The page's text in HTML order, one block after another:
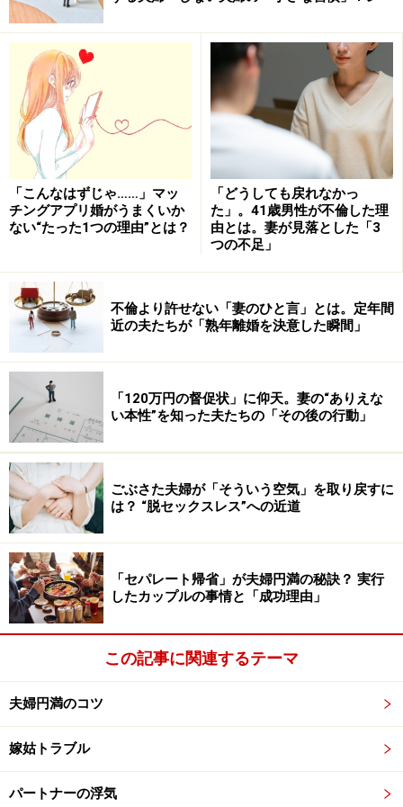
「こんなはずじゃ……」マッ
チングアプリ婚がうまくいか
ない“たった1つの理由”とは？
「どうしても戻れなかっ
た」。41歳男性が不倫した理
由とは。妻が見落とした「3
つの不足」
不倫より許せない「妻のひと言」とは。定年間
近の夫たちが「熟年離婚を決意した瞬間」
「120万円の督促状」に仰天。妻の“ありえな
い本性”を知った夫たちの「その後の行動」
ごぶさた夫婦が「そういう空気」を取り戻すに
は？ “脱セックスレス”への近道
「セパレート帰省」が夫婦円満の秘訣？ 実行
したカップルの事情と「成功理由」
この記事に関連するテーマ
夫婦円満のコツ
嫁姑トラブル
パートナーの浮気